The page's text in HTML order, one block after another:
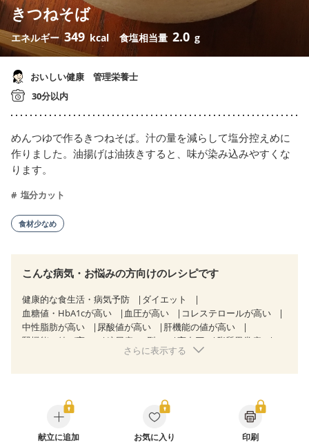
きつねそば
エネルギー349 kcal 食塩相当量 2.0 g
おいしい健康 管理栄養士
30分以内
めんつゆで作るきつねそば。汁の量を減らして塩分控えめに
作りました。油揚げは油抜きすると、味が染み込みやすくな
ります。
塩分カット
食材少なめ
こんな病気・お悩みの方向けのレシピです
健康的な食生活・病気予防
ダイエット
血糖値・HbA1cが高い
血圧が高い
コレステロールが高い
中性脂肪が高い
尿酸値が高い
肝機能の値が高い
腎機能の値が高い
糖尿病（2型） 高血圧
脂質異常症
狭心症 心筋梗塞
糖尿病性腎症（第１期）
糖尿病性腎症（第２期）
糖尿病性腎症（第３期）
CKD（ステージ１）
CKD（ステージ２）
CKD（ステージ３a）
さらに表示する
献立に追加 お気に入り 印刷